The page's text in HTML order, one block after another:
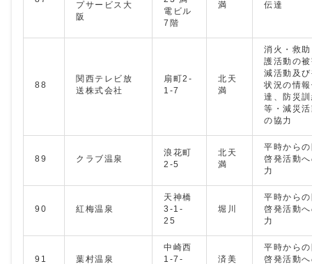
プサービス大
阪
電ビル
7階
満
伝達
88
関西テレビ放
送株式会社
扇町2-
1-7
北天
満
消火・救
護活動の
減活動及
状況の情
達、防災
等・減災
の協力
89 クラブ温泉
浪花町
2-5
北天
満
平時から
啓発活動
力
90 紅梅温泉
天神橋
3-1-
25
堀川
平時から
啓発活動
力
91 葉村温泉
中崎西
1-7-
済美
平時から
啓発活動